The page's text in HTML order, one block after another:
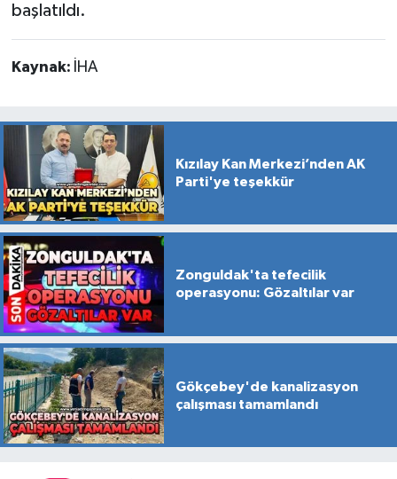
başlatıldı.
Kaynak: İHA
Kızılay Kan Merkezi’nden AK
Parti'ye teşekkür
Zonguldak'ta tefecilik
operasyonu: Gözaltılar var
Gökçebey'de kanalizasyon
çalışması tamamlandı